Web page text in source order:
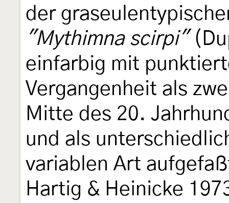
der
"Mythimna scirpi"
einfarbig mit
Vergangenheit als
Mitte des 20.
und als
variablen Art
Hartig & Heinicke